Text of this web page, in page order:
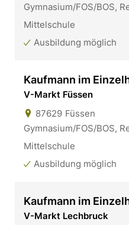
Gymnasium/FOS/BOS,
Mittelschule
Ausbildung möglich
Kaufmann im
V-Markt Füssen
87629 Füssen
Gymnasium/FOS/BOS,
Mittelschule
Ausbildung möglich
Kaufmann im
V-Markt Lechbruck